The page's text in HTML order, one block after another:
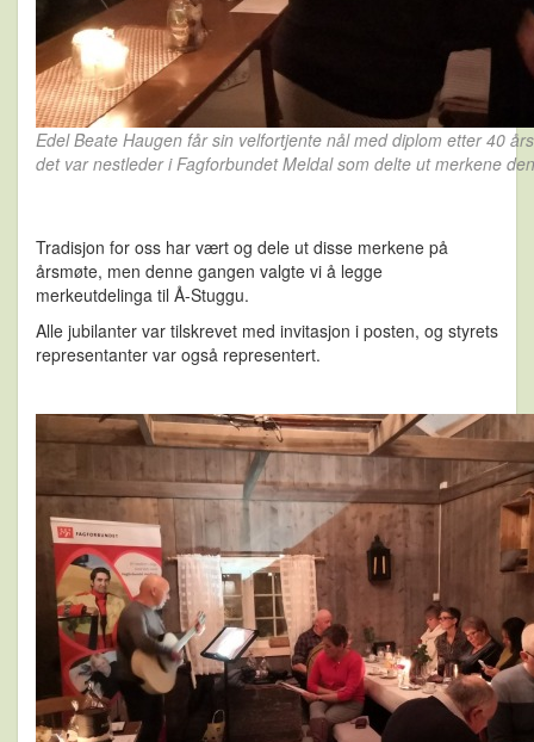
Edel Beate Haugen får sin velfortjente nål med diplom etter 40
det var nestleder i Fagforbundet Meldal som delte ut merkene
Tradisjon for oss har vært og dele ut disse merkene på
årsmøte, men denne gangen valgte vi å legge
merkeutdelinga til Å-Stuggu.
Alle jubilanter var tilskrevet med invitasjon i posten, og styrets
representanter var også representert.